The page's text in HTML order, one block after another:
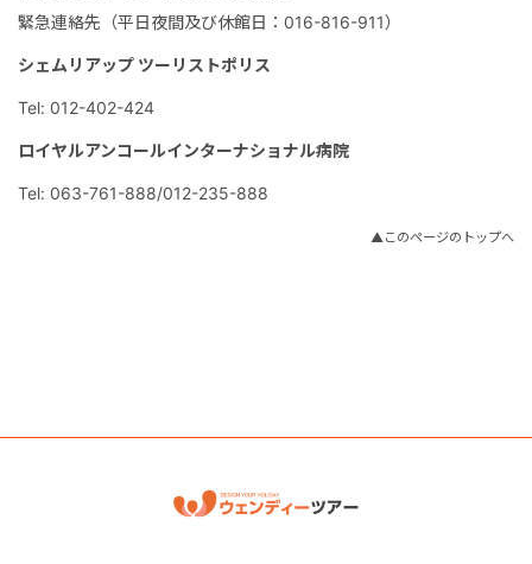
緊急連絡先（平日夜間及び休館日：016-816-911）
シェムリアップ ツーリストポリス
Tel: 012-402-424
ロイヤルアンコールインターナショナル病院
Tel: 063-761-888/012-235-888
▲このページのトップへ